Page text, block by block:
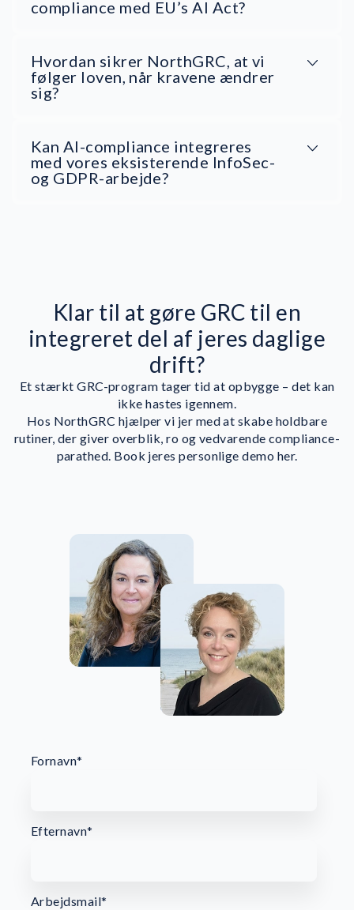
compliance med EU’s AI Act?
Hvordan sikrer NorthGRC, at vi
følger loven, når kravene ændrer
sig?
Kan AI-compliance integreres
med vores eksisterende InfoSec-
og GDPR-arbejde?
Klar til at gøre GRC til en
integreret del af jeres daglige
drift?
Et stærkt GRC-program tager tid at opbygge – det kan
ikke hastes igennem.
Hos NorthGRC hjælper vi jer med at skabe holdbare
rutiner, der giver overblik, ro og vedvarende compliance-
parathed. Book jeres personlige demo her.
Fornavn*
Efternavn*
Arbejdsmail*